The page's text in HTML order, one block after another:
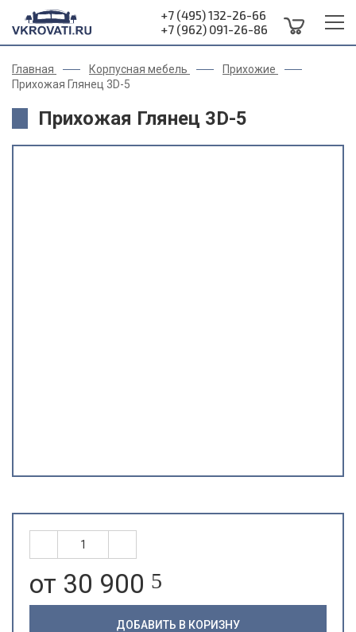
+7 (495) 132-26-66
+7 (962) 091-26-86
Главная Корпусная мебель
Прихожие
Прихожая Глянец 3D-5
Прихожая Глянец 3D-5
от 30 900 5
ДОБАВИТЬ В КОРИЗНУ